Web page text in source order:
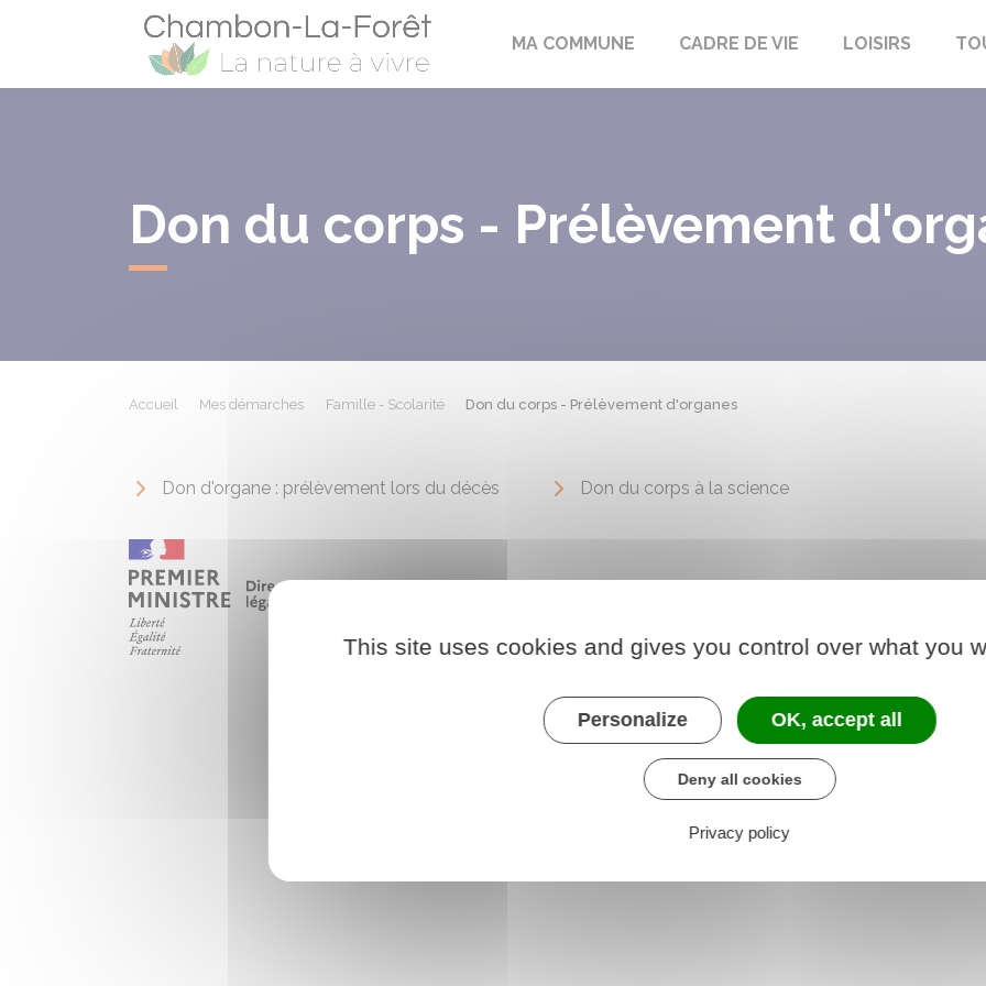
Chambon-la-Fôret
MA COMMUNE CADRE DE VIE LOISIRS
Don du corps - Prélèvement
Accueil Mes démarches Famille - Scolarité Don du corps - Prélèvement d'organes
Don d'organe : prélèvement lors du décès Don du corps à la science
This site uses cookies and gives you control over what you
Personalize OK, accept all
Deny all cookies
Privacy policy